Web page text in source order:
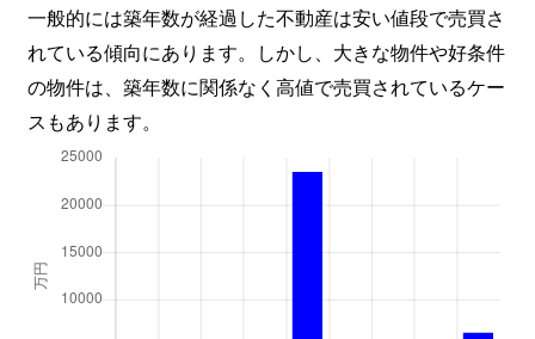
一般的には築年数が経過した不動産は安い値段で売買さ
れている傾向にあります。しかし、大きな物件や好条件
の物件は、築年数に関係なく高値で売買されているケー
スもあります。